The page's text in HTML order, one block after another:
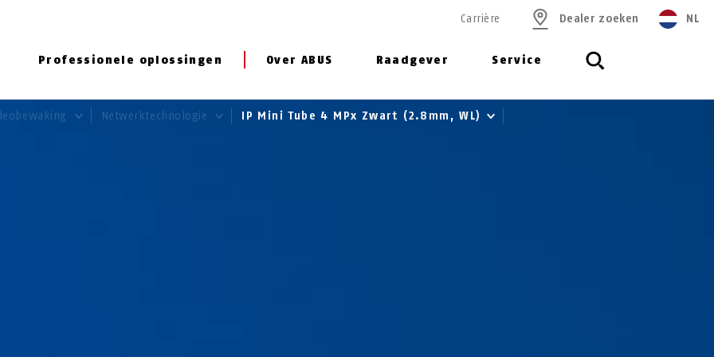
Professionele oplossingen Over ABUS Raadgever Service
Carrière Dealer zoeken NL
Netwerktechnologie IP Mini Tube 4 MPx Zwart (2.8mm, WL)